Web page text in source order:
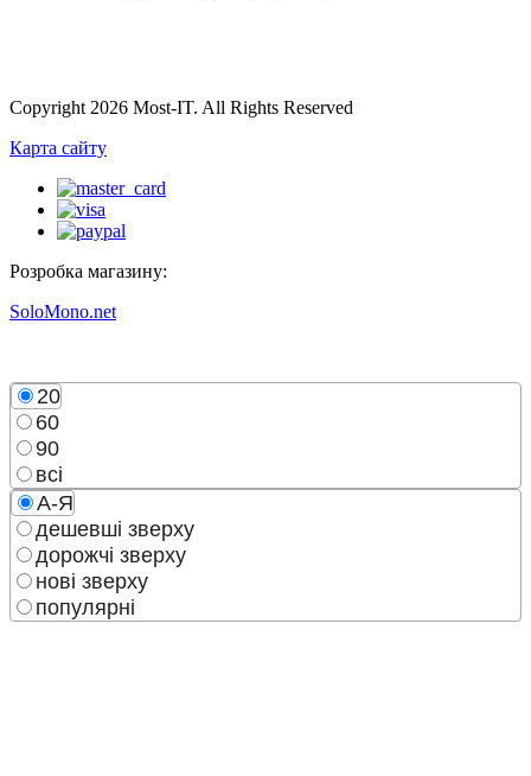
Copyright 2026 Most-IT. All Rights Reserved
Карта сайту
Розробка магазину:
SoloMono.net
20
60
90
всі
А-Я
дешевші зверху
дорожчі зверху
нові зверху
популярні